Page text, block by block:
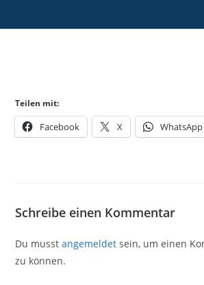
Teilen mit:
Facebook X WhatsApp
Schreibe einen Kommentar
Du musstangemeldet sein, um einen
zu können.